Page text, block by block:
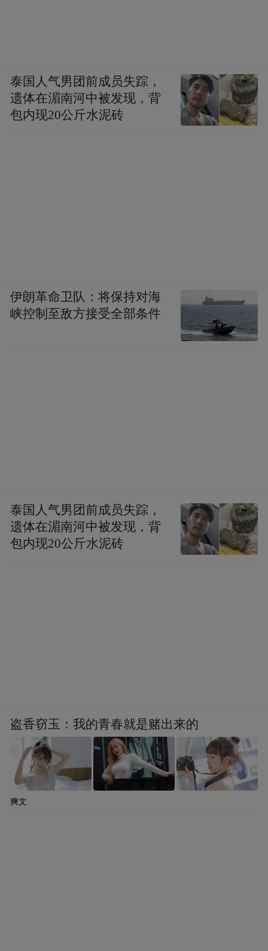
泰国人气男团前成员失踪，
遗体在湄南河中被发现，背
包内现20公斤水泥砖
伊朗革命卫队：将保持对海
峡控制至敌方接受全部条件
泰国人气男团前成员失踪，
遗体在湄南河中被发现，背
包内现20公斤水泥砖
盗香窃玉：我的青春就是赌出来的
爽文